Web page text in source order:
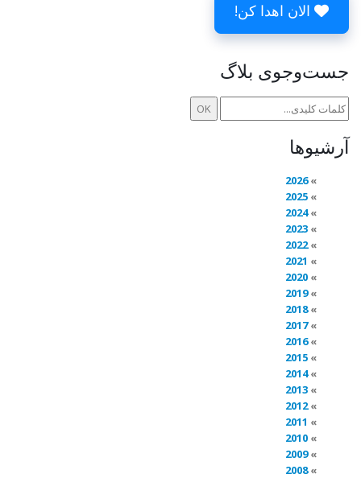
الان اهدا کن!
جست‌وجوی بلاگ
آرشیوها
2026
2025
2024
2023
2022
2021
2020
2019
2018
2017
2016
2015
2014
2013
2012
2011
2010
2009
2008